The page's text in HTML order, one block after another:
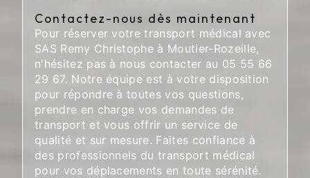
Contactez-nous dès maintenant
Pour réserver votre transport médical avec
SAS Remy Christophe à Moutier-Rozeille,
n'hésitez pas à nous contacter au 05 55 66
29 67. Notre équipe est à votre disposition
pour répondre à toutes vos questions,
prendre en charge vos demandes de
transport et vous offrir un service de
qualité et sur mesure. Faites confiance à
des professionnels du transport médical
pour vos déplacements en toute sérénité.